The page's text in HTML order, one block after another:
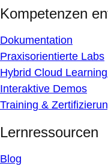
Kompetenzen
Dokumentation
Praxisorientierte Labs
Hybrid Cloud
Interaktive Demos
Training &
Lernressourcen
Blog